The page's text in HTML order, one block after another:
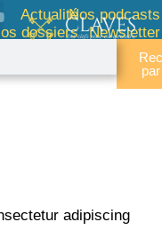
Actualité
dossiers
Nos podcasts
Newsletter
adipiscing